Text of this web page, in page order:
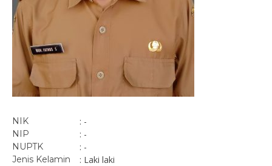
NIK : -
NIP : -
NUPTK : -
Jenis Kelamin : Laki laki